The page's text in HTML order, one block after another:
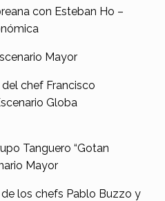
con Esteban Ho –
Mayor
chef Francisco
Globa
Tanguero “Gotan
Mayor
de los chefs Pablo Buzzo y